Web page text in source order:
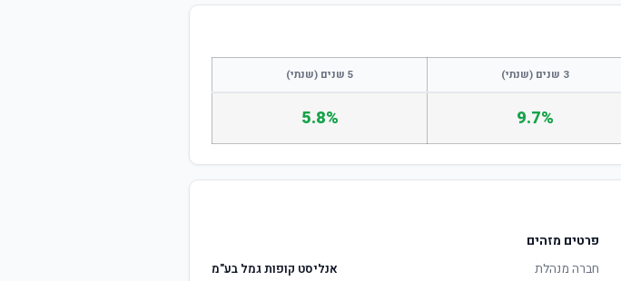
3 שנים (שנתי) 5 שנים (שנתי)
9.7%
5.8%
פרטים מזהים
חברה מנהלת
אנליסט קופות גמל בע"מ